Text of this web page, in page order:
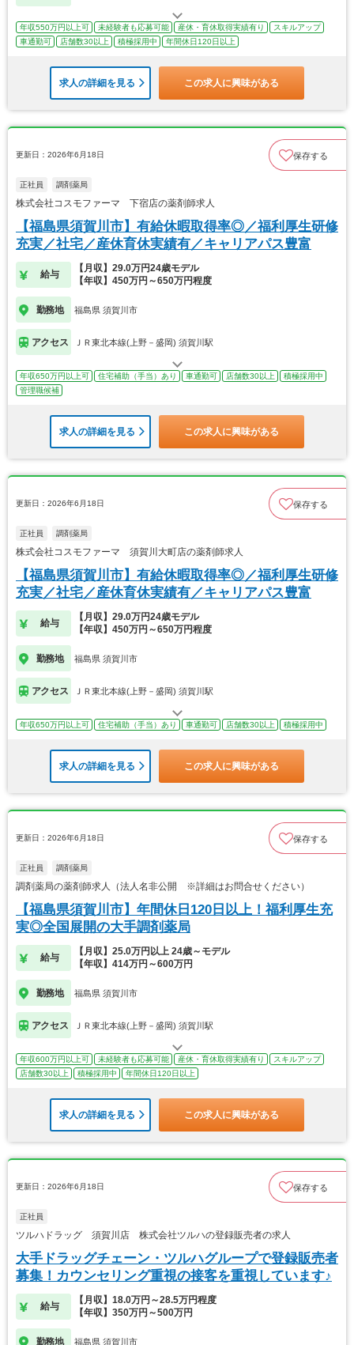
年収550万円以上可 未経験者も応募可能 産休・育休取得実績有り
スキルアップ
車通勤可
店舗数30以上 積極採用中 年間休日120日以上
求人の詳細を見る この求人に興味がある
更新日：2026年6月18日 保存する
正社員 調剤薬局
株式会社コスモファーマ 下宿店の薬剤師求人
【福島県須賀川市】有給休暇取得率◎／福利厚生研修
充実／社宅／産休育休実績有／キャリアパス豊富
給与
【月収】29.0万円24歳モデル
【年収】450万円～650万円程度
勤務地 福島県 須賀川市
アクセス ＪＲ東北本線(上野－盛岡) 須賀川駅
年収650万円以上可 住宅補助（手当）あり 車通勤可 店舗数30以上
積極採用中
管理職候補
求人の詳細を見る この求人に興味がある
更新日：2026年6月18日 保存する
正社員 調剤薬局
株式会社コスモファーマ 須賀川大町店の薬剤師求人
【福島県須賀川市】有給休暇取得率◎／福利厚生研修
充実／社宅／産休育休実績有／キャリアパス豊富
給与
【月収】29.0万円24歳モデル
【年収】450万円～650万円程度
勤務地 福島県 須賀川市
アクセス ＪＲ東北本線(上野－盛岡) 須賀川駅
年収650万円以上可 住宅補助（手当）あり 車通勤可 店舗数30以上 積極採用中
求人の詳細を見る この求人に興味がある
更新日：2026年6月18日 保存する
正社員 調剤薬局
調剤薬局の薬剤師求人（法人名非公開 ※詳細はお問合せください）
【福島県須賀川市】年間休日120日以上！福利厚生充
実◎全国展開の大手調剤薬局
給与
【月収】25.0万円以上 24歳～モデル
【年収】414万円～600万円
勤務地 福島県 須賀川市
アクセス ＪＲ東北本線(上野－盛岡) 須賀川駅
年収600万円以上可 未経験者も応募可能 産休・育休取得実績有り
スキルアップ
店舗数30以上
積極採用中 年間休日120日以上
求人の詳細を見る この求人に興味がある
更新日：2026年6月18日 保存する
正社員
ツルハドラッグ 須賀川店 株式会社ツルハの登録販売者の求人
大手ドラッグチェーン・ツルハグループで登録販売者
募集！カウンセリング重視の接客を重視しています♪
給与
【月収】18.0万円～28.5万円程度
【年収】350万円～500万円
勤務地 福島県 須賀川市